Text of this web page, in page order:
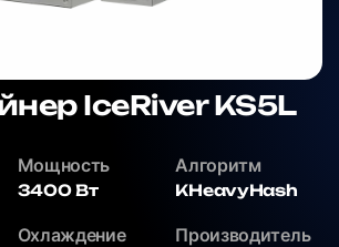
IceRiver KS5L
Мощность
3400 Вт
Алгоритм
KHeavyHash
Охлаждение Производитель